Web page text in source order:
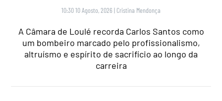
10:30 10 Agosto, 2026 | Cristina Mendonça
A Câmara de Loulé recorda Carlos Santos como
um bombeiro marcado pelo profissionalismo,
altruísmo e espírito de sacrifício ao longo da
carreira